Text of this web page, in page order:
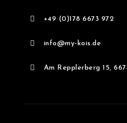
 +49 (0)178 6673 972
 info@my-kois.de
 Am Repplerberg 15,